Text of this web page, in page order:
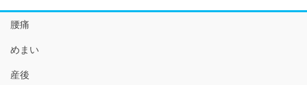
腰痛
めまい
産後